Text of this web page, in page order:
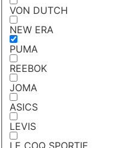
VON DUTCH
NEW ERA
PUMA
REEBOK
JOMA
ASICS
LEVIS
LE COQ SPORTIF